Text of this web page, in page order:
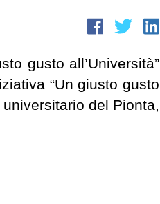
gusto all’Università”
“Un giusto gusto
del Pionta,